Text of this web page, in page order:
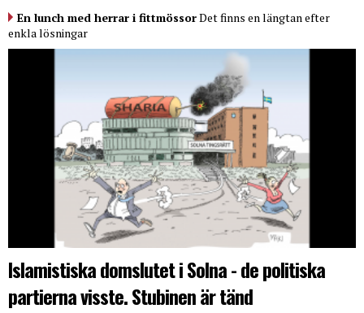
En lunch med herrar i fittmössorDet finns en längtan efter
enkla lösningar
Islamistiska domslutet i Solna - de politiska
partierna visste. Stubinen är tänd